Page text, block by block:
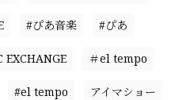
#ぴあ音楽 #ぴあ
＃el tempo
#el tempo アイマショー